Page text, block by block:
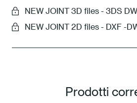
NEW JOINT 3D files - 3DS
NEW JOINT 2D files - DXF -
Prodotti